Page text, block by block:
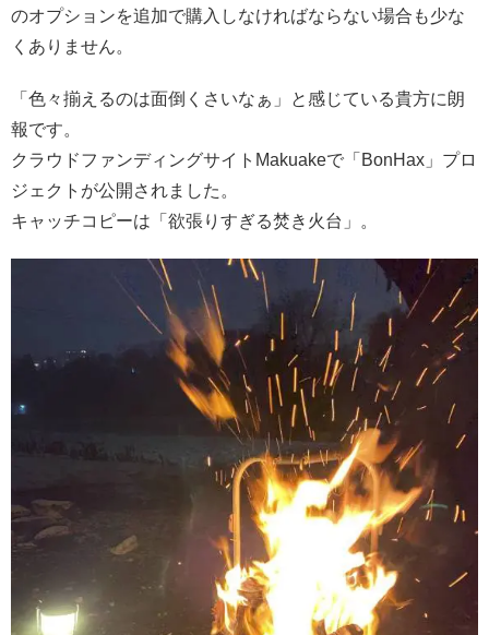
のオプションを追加で購入しなければならない場合も少な
くありません。
「色々揃えるのは面倒くさいなぁ」と感じている貴方に朗
報です。
クラウドファンディングサイトMakuakeで「BonHax」プロ
ジェクトが公開されました。
キャッチコピーは「欲張りすぎる焚き火台」。